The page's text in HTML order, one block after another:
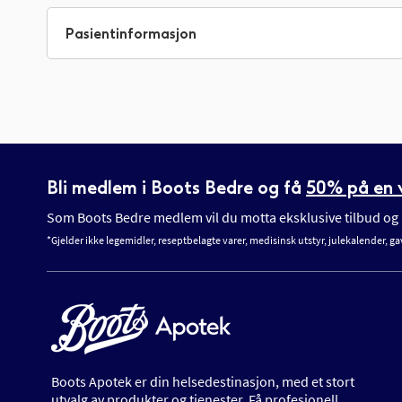
begynnelsen
Pasientinformasjon
Bli medlem i Boots Bedre og få 50% på en
Som Boots Bedre medlem vil du motta eksklusive tilbud
*Gjelder ikke legemidler, reseptbelagte varer, medisinsk utstyr, julekalender,
Boots Apotek er din helsedestinasjon, med et stort